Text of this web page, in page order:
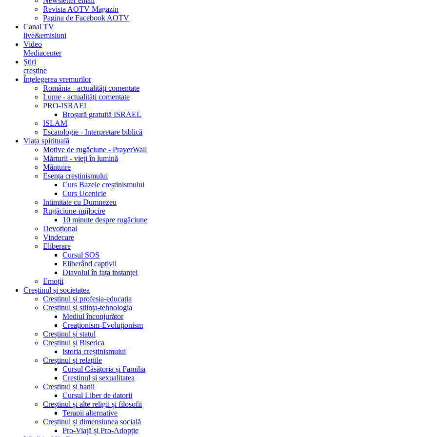
Revista AOTV Magazin
Pagina de Facebook AOTV
Canal TV
live&emisiuni
Video
Mediacenter
Știri
creștine
Înțelegerea vremurilor
România - actualități comentate
Lume - actualități comentate
PRO-ISRAEL
Broșură gratuită ISRAEL
ISLAM
Escatologie - Interpretare biblică
Viața spirituală
Motive de rugăciune - PrayerWall
Mărturii - vieți în lumină
Mântuire
Esența creștinismului
Curs Bazele creștinismului
Curs Ucenicie
Intimitate cu Dumnezeu
Rugăciune-mijlocire
10 minute despre rugăciune
Devoțional
Vindecare
Eliberare
Cursul SOS
Eliberând captivii
Diavolul în fața instanței
Emoții
Creștinul și societatea
Creștinul și profesia-educația
Creștinul și știința-tehnologia
Mediul înconjurător
Creaționism-Evoluționism
Creștinul și statul
Creștinul și Biserica
Istoria creștinismului
Creștinul și relațiile
Cursul Căsătoria și Familia
Creștinul și sexualitatea
Creștinul și banii
Cursul Liber de datorii
Creștinul și alte religii și filosofii
Terapii alternative
Creștinul și dimensiunea socială
Pro-Viață și Pro-Adopție